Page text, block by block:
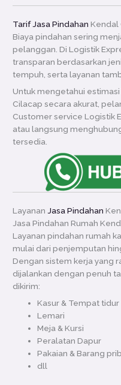
Tarif Jasa Pindahan Kendal
Biaya pindahan sering
pelanggan. Di Logistik
transparan berdasarkan
tempuh, serta layanan
Untuk mengetahui
Cilacap secara akurat,
Customer service Logistik
atau langsung
tersedia.
LayananJasa Pindahan
Jasa Pindahan Rumah
Layanan pindahan rumah
mulai dari penjemputan
Dengan sistem kerja yang
dijalankan dengan penuh
dikirim:
Kasur & Tempat tidur
Lemari
Meja & Kursi
Peralatan Dapur
Pakaian & Barang
dll